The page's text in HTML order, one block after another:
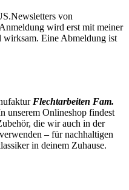
von
wird erst mit meiner
wirksam. Eine Abmeldung ist
Flechtarbeiten Fam.
unserem Onlineshop findest
die wir auch in der
– für nachhaltigen
in deinem Zuhause.